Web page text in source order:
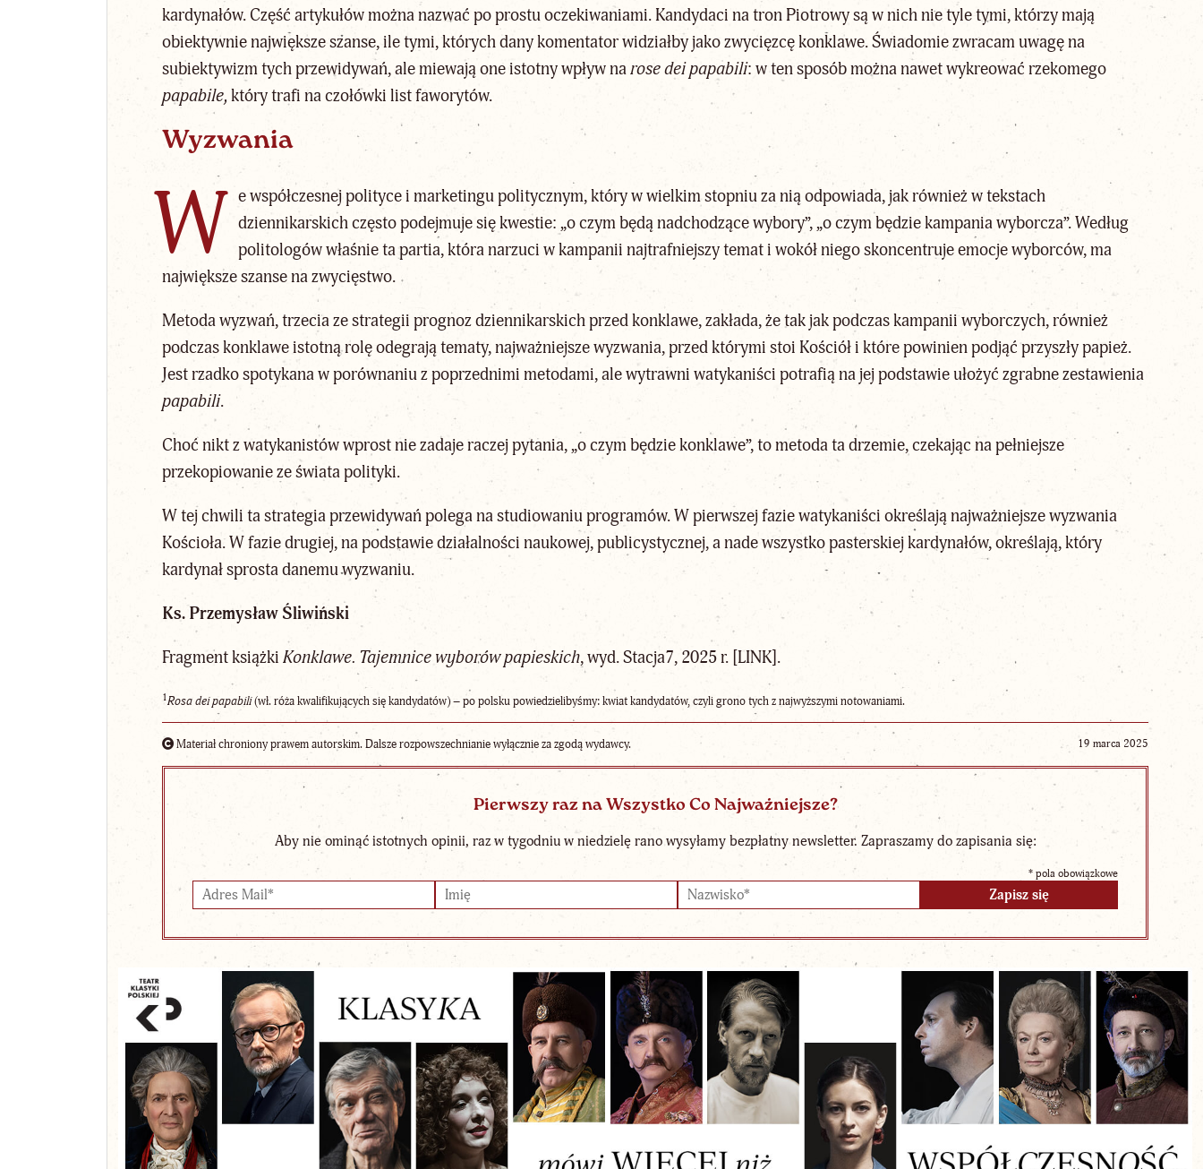
kardynałów. Część artykułów można nazwać po prostu oczekiwaniami. Kandydaci na tron Piotrowy są w nich nie tyle tymi, którzy mają
obiektywnie największe szanse, ile tymi, których dany komentator widziałby jako zwycięzcę konklawe. Świadomie zwracam uwagę na
subiektywizm tych przewidywań, ale miewają one istotny wpływ narose dei papabili: w ten sposób można nawet wykreować rzekomego
papabile,który trafi na czołówki list faworytów.
Wyzwania
W e współczesnej polityce i marketingu politycznym, który w wielkim stopniu za nią odpowiada, jak również w tekstach
dziennikarskich często podejmuje się kwestie: „o czym będą nadchodzące wybory”, „o czym będzie kampania wyborcza”. Według
politologów właśnie ta partia, która narzuci w kampanii najtrafniejszy temat i wokół niego skoncentruje emocje wyborców, ma
największe szanse na zwycięstwo.
Metoda wyzwań, trzecia ze strategii prognoz dziennikarskich przed konklawe, zakłada, że tak jak podczas kampanii wyborczych, również
podczas konklawe istotną rolę odegrają tematy, najważniejsze wyzwania, przed którymi stoi Kościół i które powinien podjąćprzyszły papież.
Jest rzadko spotykana w porównaniu z poprzednimi metodami, ale wytrawni watykaniści potrafią na jej podstawie ułożyć zgrabne zestawienia
papabili.
Choć nikt z watykanistów wprost nie zadaje raczej pytania, „o czym będzie konklawe”, to metoda ta drzemie, czekając na pełniejsze
przekopiowanie ze świata polityki.
W tej chwili ta strategia przewidywań polega na studiowaniu programów. W pierwszej fazie watykaniści określają najważniejsze wyzwania
Kościoła. W fazie drugiej, na podstawie działalności naukowej, publicystycznej, a nade wszystko pasterskiej kardynałów, określają, który
kardynał sprosta danemu wyzwaniu.
Ks. Przemysław Śliwiński
Fragment książki Konklawe. Tajemnice wyborów papieskich, wyd. Stacja7, 2025 r. [LINK] .
1Rosa dei papabili(wł. róża kwalifikujących się kandydatów) – po polsku powiedzielibyśmy: kwiat kandydatów, czyli grono tych z najwyższymi notowaniami.
Materiał chroniony prawem autorskim. Dalsze rozpowszechnianie wyłącznie za zgodą wydawcy. 19 marca 2025
Pierwszy raz na Wszystko Co Najważniejsze?
Aby nie ominąć istotnych opinii, raz w tygodniu w niedzielę rano wysyłamy bezpłatny newsletter. Zapraszamy do zapisania się:
*pola obowiązkowe